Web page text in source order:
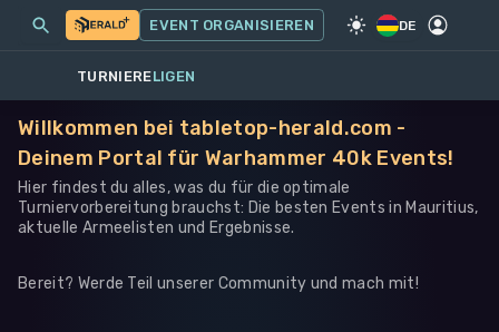
SPIEL·WARHAMMER 40K
MEINE EVENTS MEHR
EVENT ORGANISIEREN DE
TURNIERELIGEN
Willkommen bei tabletop-herald.com -
Deinem Portal für Warhammer 40k Events!
Hier findest du alles, was du für die optimale
Turniervorbereitung brauchst: Die besten Events in Mauritius,
aktuelle Armeelisten und Ergebnisse.
Bereit? Werde Teil unserer Community und mach mit!